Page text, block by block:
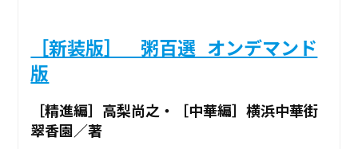
［新装版］ 粥百選_オンデマンド
版
［精進編］高梨尚之・［中華編］横浜中華街
翠香園／著